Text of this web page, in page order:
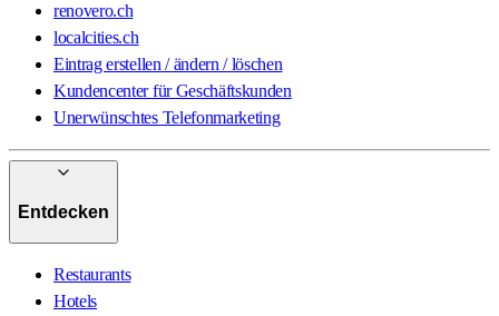
renovero.ch
localcities.ch
Eintrag erstellen / ändern / löschen
Kundencenter für Geschäftskunden
Unerwünschtes Telefonmarketing
Entdecken
Restaurants
Hotels